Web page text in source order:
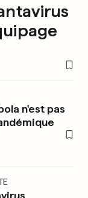
n'est pas